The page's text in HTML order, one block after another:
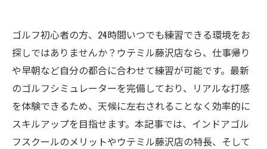
ゴルフ初心者の方、24時間いつでも練習できる環境をお
探しではありませんか？ウテミル藤沢店なら、仕事帰り
や早朝など自分の都合に合わせて練習が可能です。最新
のゴルフシミュレーターを完備しており、リアルな打感
を体験できるため、天候に左右されることなく効率的に
スキルアップを目指せます。本記事では、インドアゴル
フスクールのメリットやウテミル藤沢店の特長、そして